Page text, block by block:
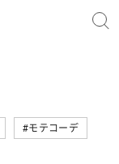
モテコーデ